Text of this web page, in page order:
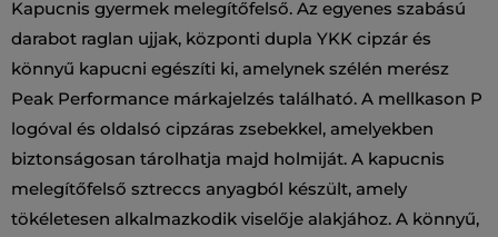
Kapucnis gyermek melegítőfelső. Az egyenes szabású
darabot raglan ujjak, központi dupla YKK cipzár és
könnyű kapucni egészíti ki, amelynek szélén merész
Peak Performance márkajelzés található. A mellkason P
logóval és oldalsó cipzáras zsebekkel, amelyekben
biztonságosan tárolhatja majd holmiját. A kapucnis
melegítőfelső sztreccs anyagból készült, amely
tökéletesen alkalmazkodik viselője alakjához. A könnyű,